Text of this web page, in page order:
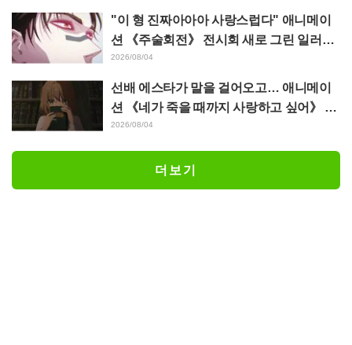
다"
"이 형 진짜아아아 사랑스럽다" 애니메이
션 《주술회전》 전시회 새로 그린 일러스
트에서 이타도리 유지에게 다가가는 초소
에 팬들 환호
2026/08/04
선배 에스타가 말을 걸어오고… 애니메이
션 《네가 죽을 때까지 사랑하고 싶어》 제
5화 줄거리·장면 컷·WEB 예고·에피소드
2026/08/04
더보기